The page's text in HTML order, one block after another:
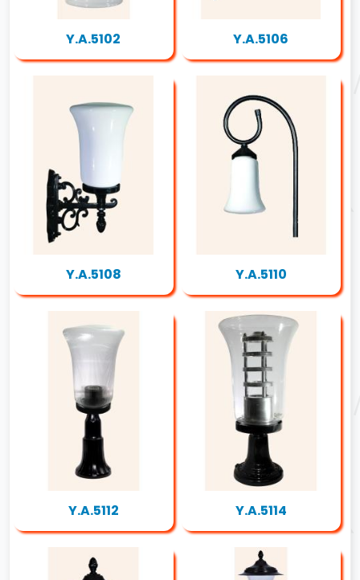
Y.A.5102 Y.A.5106
Y.A.5108 Y.A.5110
Y.A.5112 Y.A.5114